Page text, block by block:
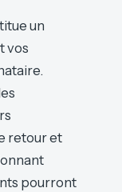
un
vos
retour et
pourront